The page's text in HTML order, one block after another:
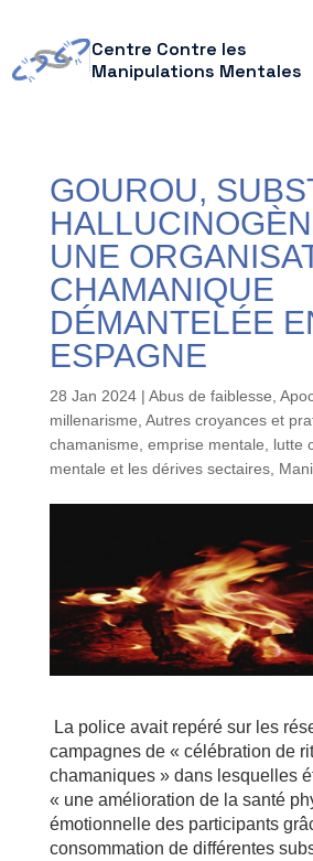
Centre Contre les
Manipulations Mentales
GOUROU,
UNE
CHAMANIQUE
DÉMANTELÉE
ESPAGNE
28 Jan 2024| Abus de faiblesse
millenarisme Autres croyances et
chamanisme emprise mentale
lutte
mentale et les dérives sectaires,
La police avait repéré sur les
campagnes de « célébration de
chamaniques » dans lesquelles
« une amélioration de la santé
émotionnelle des participants
consommation de différentes